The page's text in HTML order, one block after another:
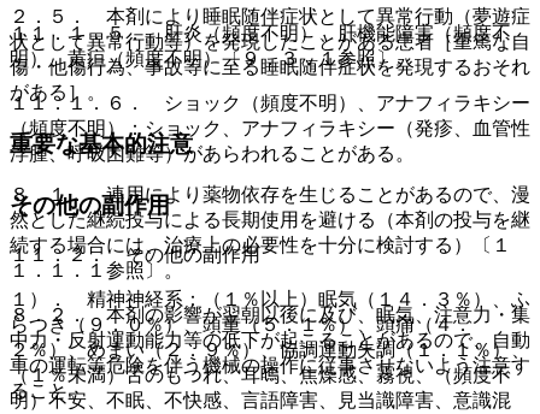
２．５． 本剤により睡眠随伴症状として異常行動（夢遊症
状として異常行動等）を発現したことがある患者［重篤な自
傷・他傷行為、事故等に至る睡眠随伴症状を発現するおそれ
がある］。
重要な基本的注意
８．１． 連用により薬物依存を生じることがあるので、漫
然とした継続投与による長期使用を避ける（本剤の投与を継
続する場合には、治療上の必要性を十分に検討する）〔１
１．１．１参照〕。
８．２． 本剤の影響が翌朝以後に及び、眠気、注意力・集
中力・反射運動能力等の低下が起こることがあるので、自動
車の運転等危険を伴う機械の操作に従事させないよう注意す
ること。
１１．１．５． 肝炎（頻度不明）、肝機能障害（頻度不
明）、黄疸（頻度不明）〔９．３．１参照〕。
１１．１．６． ショック（頻度不明）、アナフィラキシー
（頻度不明）：ショック、アナフィラキシー（発疹、血管性
浮腫、呼吸困難等）があらわれることがある。
その他の副作用
１１．２． その他の副作用
１）． 精神神経系：（１％以上）眠気（１４．３％）、ふ
らつき（９．０％）、頭重（５．１％）、頭痛（４．
２％）、めまい（２．９％）、協調運動失調（１．１％）、
（１％未満）舌のもつれ、耳鳴、焦燥感、霧視、（頻度不
明）不安、不眠、不快感、言語障害、見当識障害、意識混